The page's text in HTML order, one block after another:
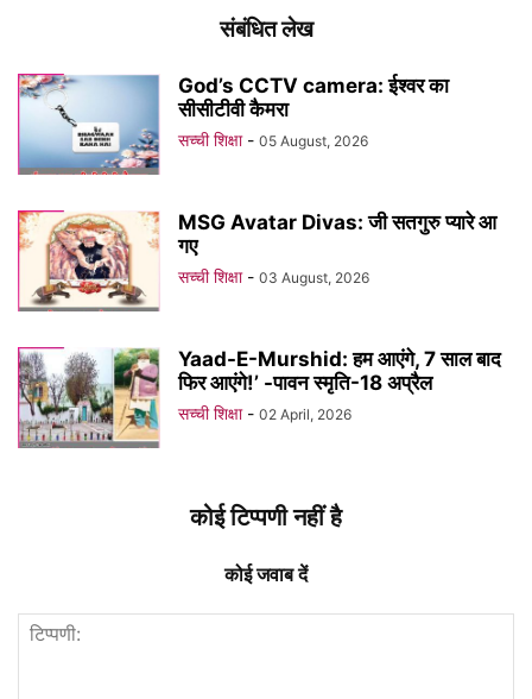
संबंधित लेख
God’s CCTV camera: ईश्वर का
सीसीटीवी कैमरा
सच्ची शिक्षा - 05 August, 2026
MSG Avatar Divas: जी सतगुरु प्यारे आ
गए
सच्ची शिक्षा - 03 August, 2026
Yaad-E-Murshid: हम आएंगे, 7 साल बाद
फिर आएंगे!’ -पावन स्मृति-18 अप्रैल
सच्ची शिक्षा - 02 April, 2026
कोई टिप्पणी नहीं है
कोई जवाब दें